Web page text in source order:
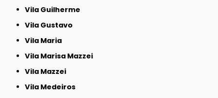
Vila Guilherme
Vila Gustavo
Vila Maria
Vila Marisa Mazzei
Vila Mazzei
Vila Medeiros